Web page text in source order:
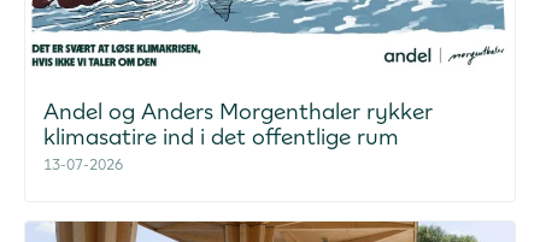
Andel og Anders Morgenthaler rykker
klimasatire ind i det offentlige rum
13-07-2026